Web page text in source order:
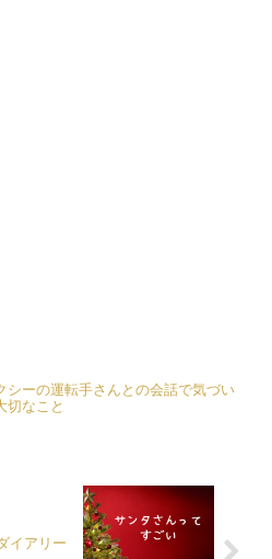
シーの運転手さんとの会話で気づい
切なこと
イアリー